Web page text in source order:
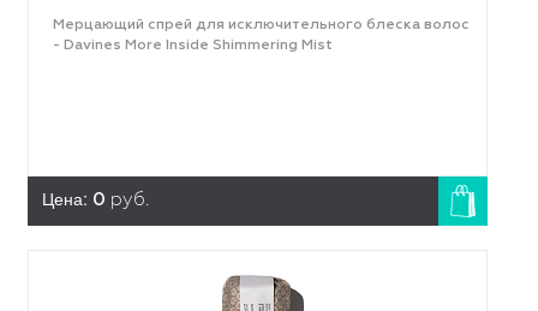
Мерцающий спрей для исключительного блеска волос
- Davines More Inside Shimmering Mist
Цена: 0 руб.